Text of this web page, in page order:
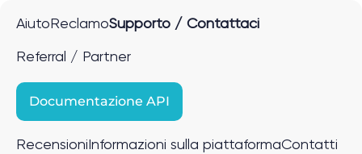
Aiuto ReclamoSupporto / Contattaci
Referral / Partner
Documentazione API
Recensioni Informazioni sulla piattaformaContatti